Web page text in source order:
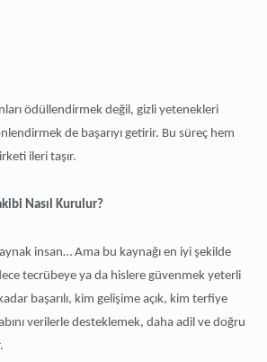
ödüllendirmek değil, gizli yetenekleri
de başarıyı getirir. Bu süreç hem
ileri taşır.
Nasıl Kurulur?
insan… Ama bu kaynağı en iyi şekilde
tecrübeye ya da hislere güvenmek yeterli
başarılı, kim gelişime açık, kim terfiye
verilerle desteklemek, daha adil ve doğru